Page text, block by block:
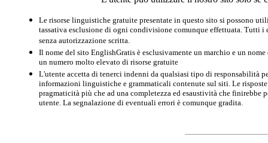
Le risorse linguistiche gratuite presentate in questo sito si possono
tassativa esclusione di ogni condivisione comunque effettuata. Tutti
senza autorizzazione scritta.
Il nome del sito EnglishGratis è esclusivamente un marchio e un
un numero molto elevato di risorse gratuite
L'utente accetta di tenerci indenni da qualsiasi tipo di responsabilità
informazioni linguistiche e grammaticali contenute sul siti. Le
pragmaticità più che ad una completezza ed esaustività che finirebbe
utente. La segnalazione di eventuali errori è comunque gradita.